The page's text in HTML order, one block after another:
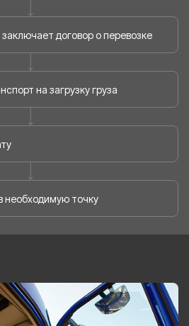
договор о перевозке
на загрузку груза
необходимую точку